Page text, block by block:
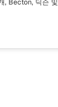
, Becton, 딕슨